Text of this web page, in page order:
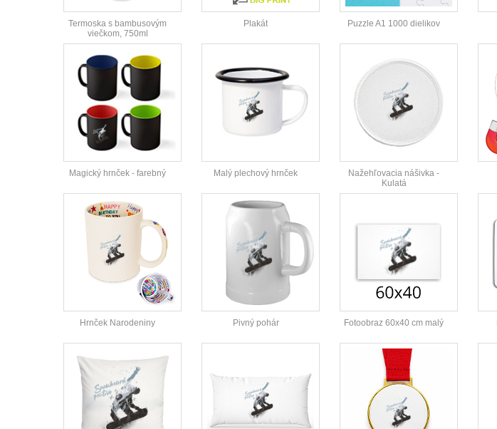
Termoska s bambusovým
viečkom, 750ml
Plakát Puzzle A1 1000 dielikov
Magický hrnček - farebný Malý plechový hrnček
Nažehľovacia nášivka -
Kulatá
Hrnček Narodeniny Pivný pohár Fotoobraz 60x40 cm malý